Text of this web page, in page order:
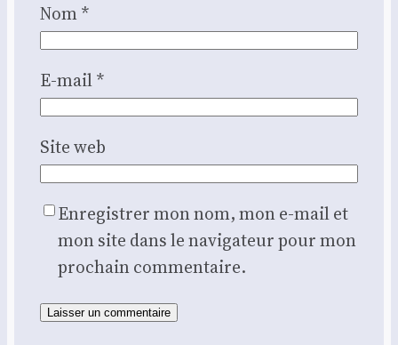
Nom*
E-mail*
Site web
Enregistrer mon nom, mon e-mail et
mon site dans le navigateur pour mon
prochain commentaire.